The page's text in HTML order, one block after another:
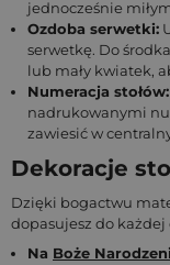
jednocześnie
Ozdoba serwetki:
serwetkę. Do
lub mały kwiatek,
Numeracja stołów:
nadrukowanymi
zawiesić w
Dekoracje
Dzięki bogactwu
dopasujesz do każdej
Na Boże